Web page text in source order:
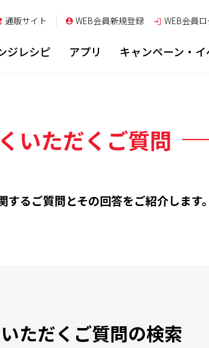
通販サイト WEB会員新規登録 WEB会員
ジレシピ アプリ キャンペーン・
いただくご質問
するご質問とその回答をご紹介します
ただくご質問の検索